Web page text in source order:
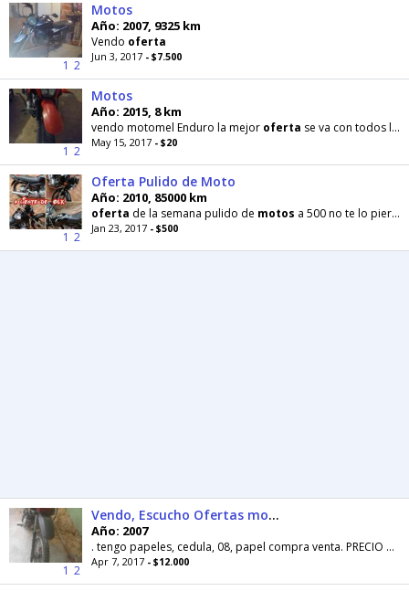
1 2
Motos
Año: 2007, 9325 km
Vendo oferta
Jun 3, 2017 - $7.500
1 2
Motos
Año: 2015, 8 km
vendo motomel Enduro la mejor oferta se va con todos los papeles
May 15, 2017 - $20
1 2
Oferta Pulido de Moto
Año: 2010, 85000 km
oferta de la semana pulido de motos a 500 no te lo pierdas ..whatsapp 3764575141
Jan 23, 2017 - $500
1 2
Vendo, Escucho Ofertas motos No
Año: 2007
. tengo papeles, cedula, 08, papel compra venta. PRECIO CHARLABLE (efectivo y algo de interes, NO
Apr 7, 2017 - $12.000